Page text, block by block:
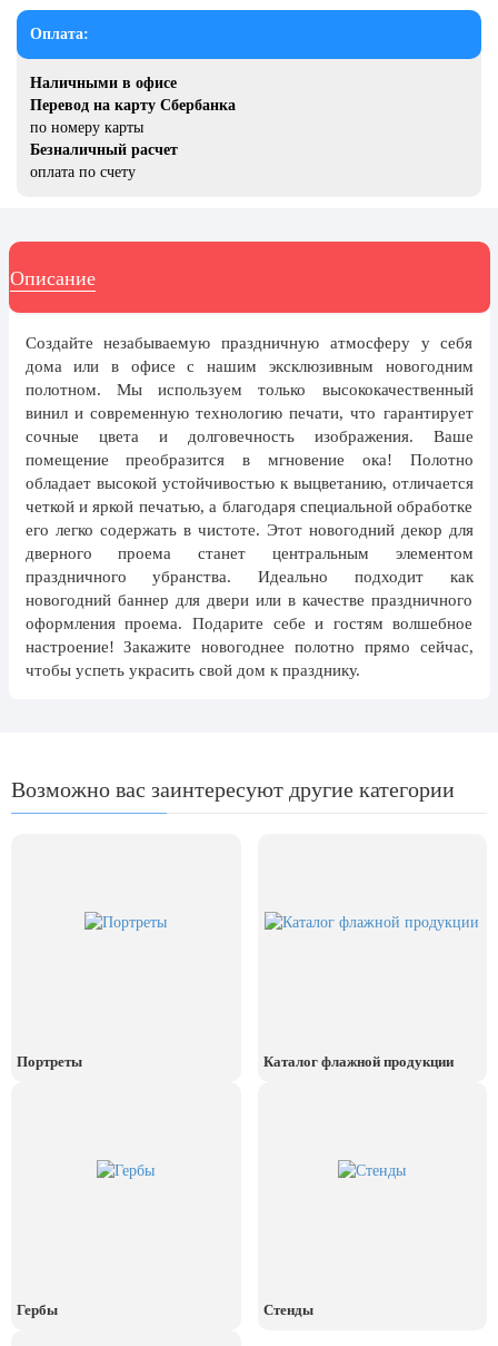
22 января, День дедушки
14 февраля, День Святого
Валентина
Отечества
1 марта, День Бабушек
8 марта, Международный женский
день
27 марта, День театра
1 апреля, День смеха
Апрель, Месячник по
благоустройству
День геолога (первое воскресенье
апреля)
Светлая Пасха
12 апреля, День космонавтики
18 апреля, Дни исторического и
Москвы
28 мая, День пограничника
День медицинского работника
Выпускной для школ и ВУЗов
Верности
Оплата:
Наличными в офисе
Перевод на карту Сбербанка
по номеру карты
Безналичный расчет
оплата по счету
Описание
Создайте незабываемую праздничную атмосферу у себя
дома или в офисе с нашим эксклюзивным новогодним
полотном. Мы используем только высококачественный
винил и современную технологию печати, что гарантирует
сочные цвета и долговечность изображения. Ваше
помещение преобразится в мгновение ока! Полотно
обладает высокой устойчивостью к выцветанию, отличается
четкой и яркой печатью, а благодаря специальной обработке
его легко содержать в чистоте. Этот новогодний декор для
дверного проема станет центральным элементом
праздничного убранства. Идеально подходит как
новогодний баннер для двери или в качестве праздничного
оформления проема. Подарите себе и гостям волшебное
настроение! Закажите новогоднее полотно прямо сейчас,
чтобы успеть украсить свой дом к празднику.
Возможно вас заинтересуют другие категории
Портреты Каталог флажной продукции
Гербы Стенды